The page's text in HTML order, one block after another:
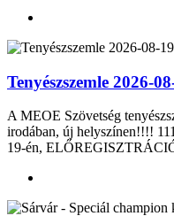
Tenyészszemle 2026-
A MEOE Szövetség
irodában, új helyszínen!!!!
19-én,